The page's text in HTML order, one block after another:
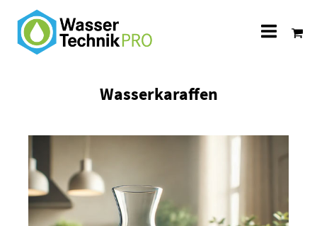
Wasserkaraffen